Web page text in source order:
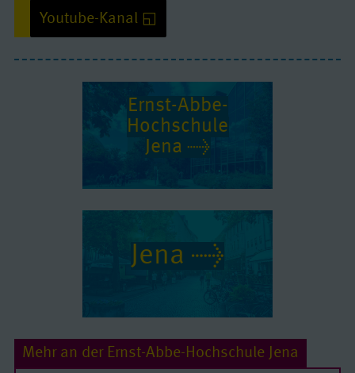
Youtube/ Video: erlauben
www.youtube-nocookie.com
Youtube-Kanal
Ernst-Abbe-
Hochschule
Jena
Jena
Mehr an der Ernst-Abbe-Hochschule Jena